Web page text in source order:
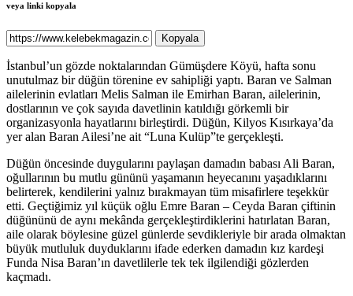
veya linki kopyala
Kopyala
İstanbul’un gözde noktalarından Gümüşdere Köyü, hafta sonu
unutulmaz bir düğün törenine ev sahipliği yaptı. Baran ve Salman
ailelerinin evlatları Melis Salman ile Emirhan Baran, ailelerinin,
dostlarının ve çok sayıda davetlinin katıldığı görkemli bir
organizasyonla hayatlarını birleştirdi. Düğün, Kilyos Kısırkaya’da
yer alan Baran Ailesi’ne ait “Luna Kulüp”te gerçekleşti.
Düğün öncesinde duygularını paylaşan damadın babası Ali Baran,
oğullarının bu mutlu gününü yaşamanın heyecanını yaşadıklarını
belirterek, kendilerini yalnız bırakmayan tüm misafirlere teşekkür
etti. Geçtiğimiz yıl küçük oğlu Emre Baran – Ceyda Baran çiftinin
düğününü de aynı mekânda gerçekleştirdiklerini hatırlatan Baran,
aile olarak böylesine güzel günlerde sevdikleriyle bir arada olmaktan
büyük mutluluk duyduklarını ifade ederken damadın kız kardeşi
Funda Nisa Baran’ın davetlilerle tek tek ilgilendiği gözlerden
kaçmadı.